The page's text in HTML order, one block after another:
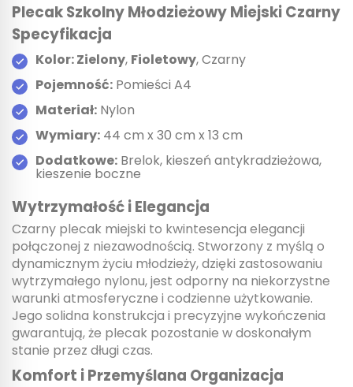
Plecak Szkolny Młodzieżowy Miejski Czarny
Specyfikacja
Kolor:Zielony, Fioletowy, Czarny
Pojemność: Pomieści A4
Materiał: Nylon
Wymiary: 44 cm x 30 cm x 13 cm
Dodatkowe: Brelok, kieszeń antykradzieżowa,
kieszenie boczne
Wytrzymałość i Elegancja
Czarny plecak miejski to kwintesencja elegancji
połączonej z niezawodnością. Stworzony z myślą o
dynamicznym życiu młodzieży, dzięki zastosowaniu
wytrzymałego nylonu, jest odporny na niekorzystne
warunki atmosferyczne i codzienne użytkowanie.
Jego solidna konstrukcja i precyzyjne wykończenia
gwarantują, że plecak pozostanie w doskonałym
stanie przez długi czas.
Komfort i Przemyślana Organizacja